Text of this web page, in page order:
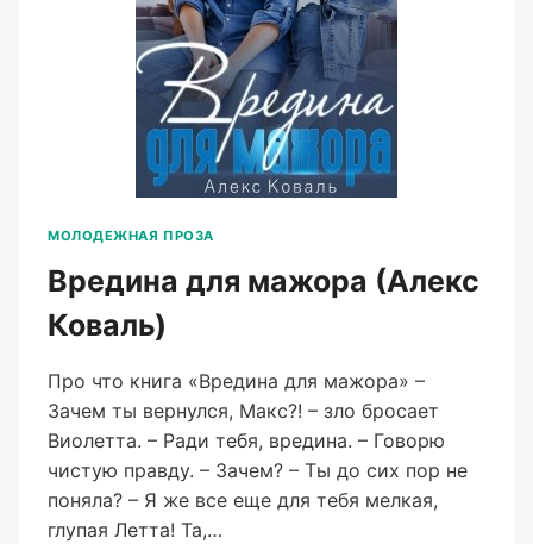
МОЛОДЕЖНАЯ ПРОЗА
Вредина для мажора (Алекс
Коваль)
Про что книга «Вредина для мажора» –
Зачем ты вернулся, Макс?! – зло бросает
Виолетта. – Ради тебя, вредина. – Говорю
чистую правду. – Зачем? – Ты до сих пор не
поняла? – Я же все еще для тебя мелкая,
глупая Летта! Та,…